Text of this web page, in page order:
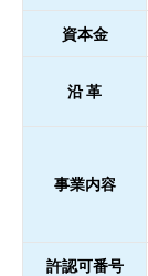
資本金
沿 革
事業内容
許認可番号